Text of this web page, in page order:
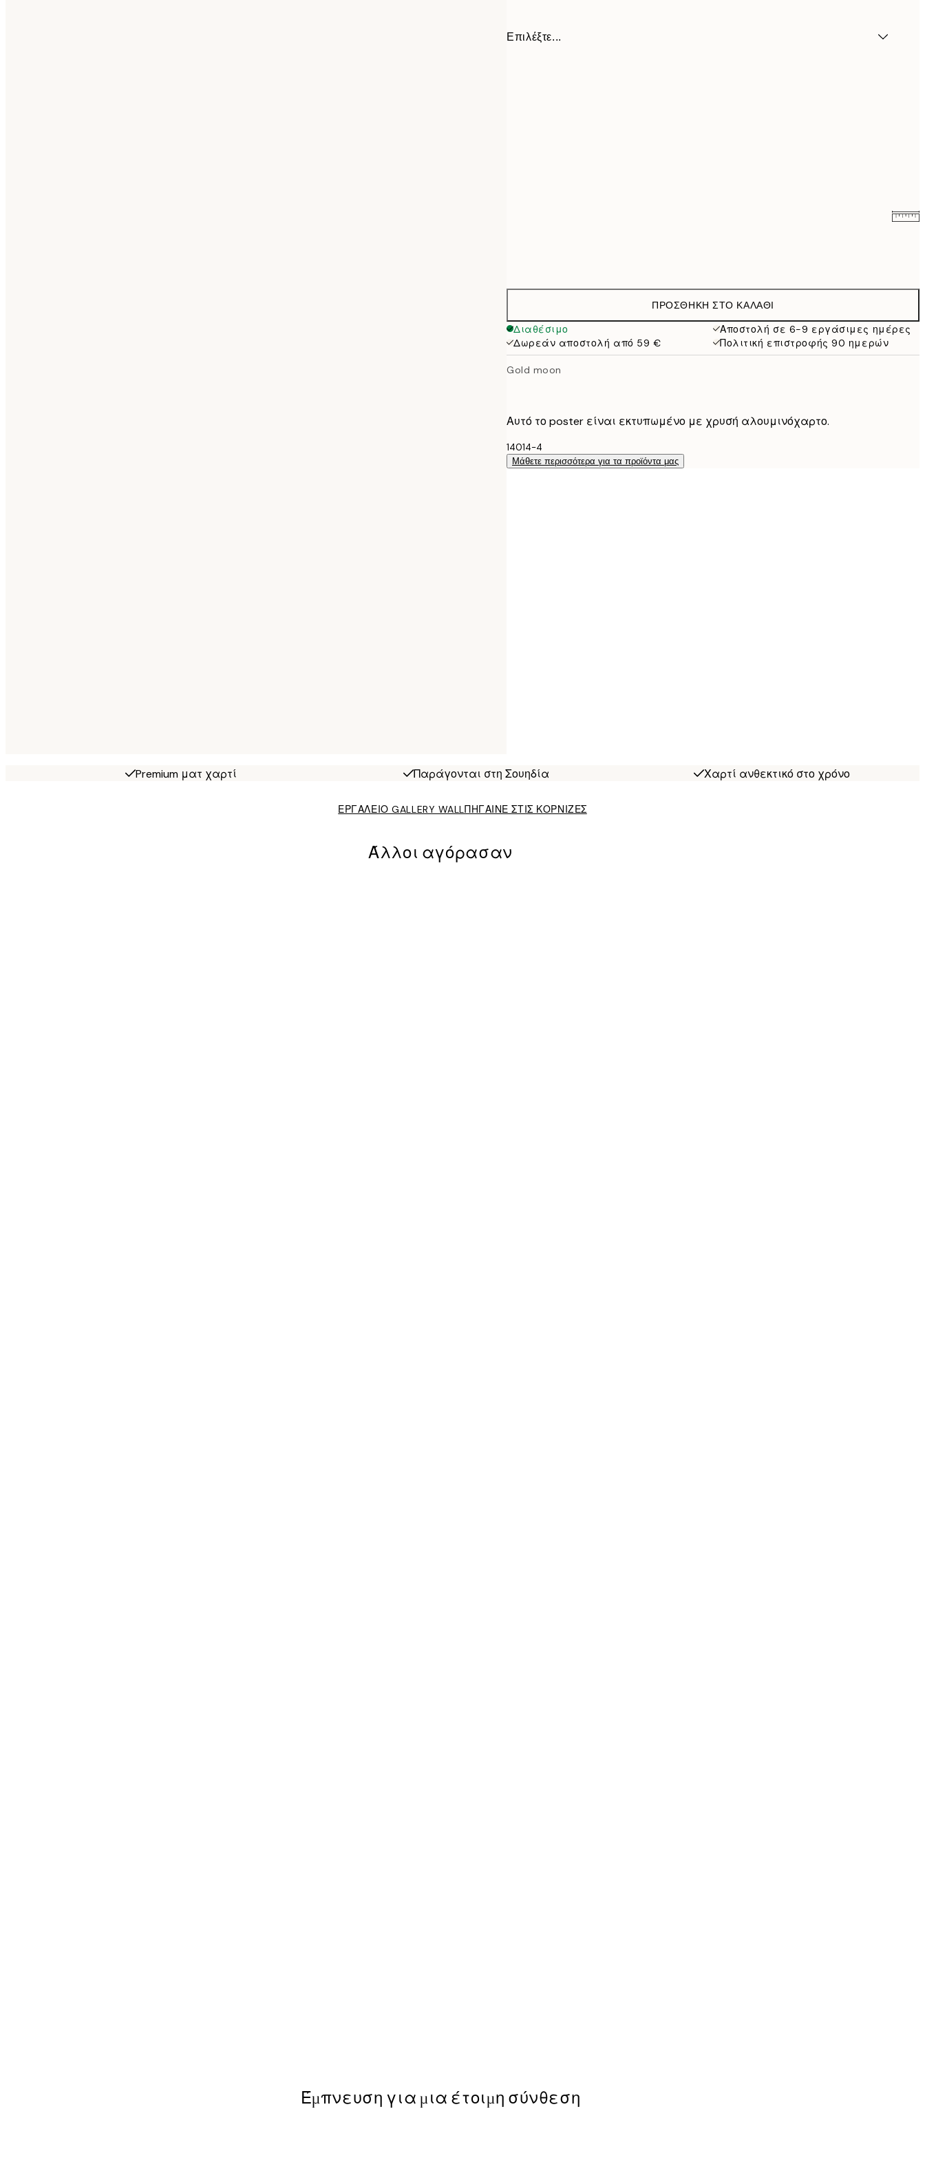
Επιλέξτε...
43,45 €
59,95 €
ΠΡΟΣΘΉΚΗ ΣΤΟ ΚΑΛΆΘΙ
Διαθέσιμο
Αποστολή σε 6-9 εργάσιμες ημέρες
Δωρεάν αποστολή από 59 €
Πολιτική επιστροφής 90 ημερών
Gold moon
Αυτό το poster είναι εκτυπωμένο με χρυσή αλουμινόχαρτο.
14014-4
Μάθετε περισσότερα για τα προϊόντα μας
Premium ματ χαρτί Παράγονται στη Σουηδία Χαρτί ανθεκτικό στο χρόνο
ΕΡΓΑΛΕΙΟ GALLERY WALLΠΗΓΑΙΝΕ ΣΤΙΣ ΚΟΡΝΙΖΕΣ
Άλλοι αγόρασαν
Έμπνευση για μια έτοιμη σύνθεση